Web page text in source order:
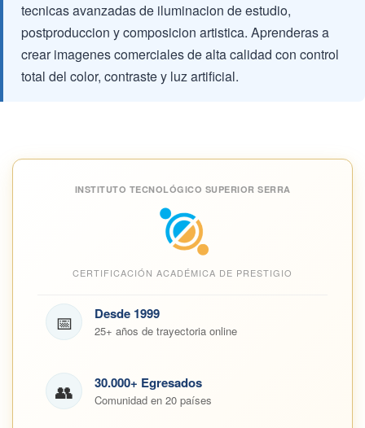
tecnicas avanzadas de iluminacion de estudio,
postproduccion y composicion artistica. Aprenderas a
crear imagenes comerciales de alta calidad con control
total del color, contraste y luz artificial.
INSTITUTO TECNOLÓGICO SUPERIOR SERRA
CERTIFICACIÓN ACADÉMICA DE PRESTIGIO
📅 Desde 1999
25+ años de trayectoria online
👥 30.000+ Egresados
Comunidad en 20 países